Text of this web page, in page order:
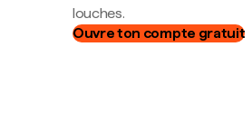
louches.
Ouvre ton compte gratuit